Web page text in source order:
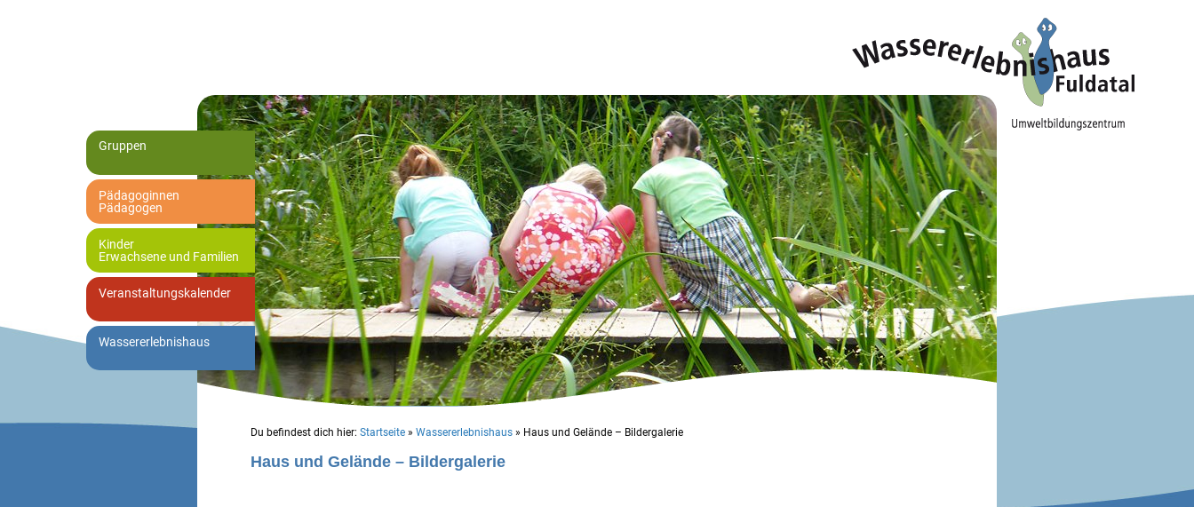
Gruppen
Pädagoginnen
Pädagogen
Kinder
Erwachsene und Familien
Veranstaltungskalender
Wassererlebnishaus
Du befindest dich hier: Startseite » Wassererlebnishaus » Haus und Gelände – Bildergalerie
Haus und Gelände – Bildergalerie